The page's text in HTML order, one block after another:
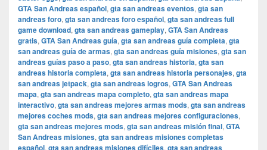
GTA San Andreas español, gta san andreas eventos, gta san
andreas foro, gta san andreas foro español, gta san andreas full
game download, gta san andreas gameplay, GTA San Andreas
gratis, GTA San Andreas guía, gta san andreas guía completa, gta
san andreas guía de armas, gta san andreas guía misiones, gta san
andreas guías paso a paso, gta san andreas historia, gta san
andreas historia completa, gta san andreas historia personajes, gta
san andreas jetpack, gta san andreas logros, GTA San Andreas
mapa, gta san andreas mapa completo, gta san andreas mapa
interactivo, gta san andreas mejores armas mods, gta san andreas
mejores coches mods, gta san andreas mejores configuraciones,
gta san andreas mejores mods, gta san andreas misión final, GTA
San Andreas misiones, gta san andreas misiones completas
español, gta san andreas misiones difíciles, gta san andreas